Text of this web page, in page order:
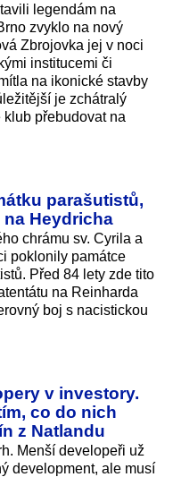
legendám na
zvyklo na nový
Zbrojovka jej v noci
institucemi či
na ikonické stavby
je zchátralý
přebudovat na
parašutistů,
Heydricha
chrámu sv. Cyrila a
poklonily památce
Před 84 lety zde tito
na Reinharda
boj s nacistickou
v investory.
co do nich
z Natlandu
Menší developeři už
development, ale musí